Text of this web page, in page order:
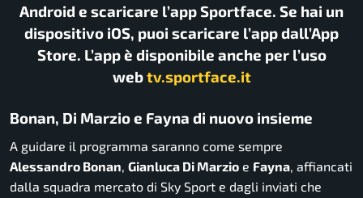
Android e scaricare l’app Sportface. Se hai un
dispositivo iOS, puoi scaricare l’app dall’App
Store. L’app è disponibile anche per l’uso
webtv.sportface.it
Bonan, Di Marzio e Fayna di nuovo insieme
A guidare il programma saranno come sempre
Alessandro Bonan, Gianluca Di Marzio e Fayna, affiancati
dalla squadra mercato di Sky Sport e dagli inviati che